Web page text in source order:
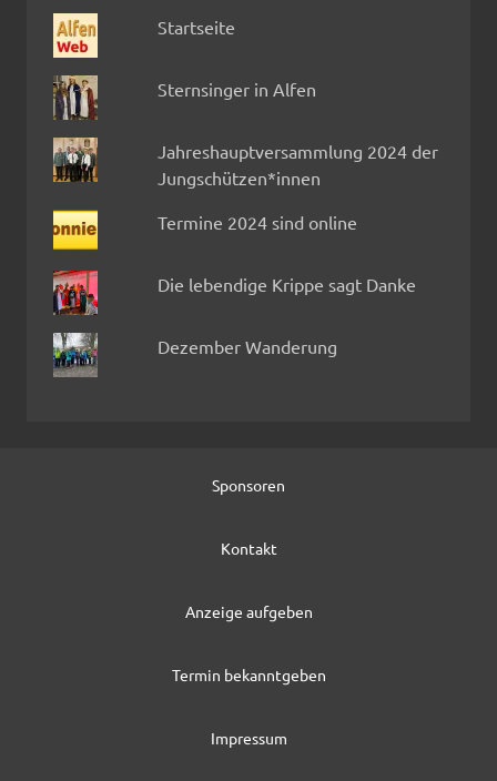
Startseite
Sternsinger in Alfen
Jahreshauptversammlung 2024 der
Jungschützen*innen
Termine 2024 sind online
Die lebendige Krippe sagt Danke
Dezember Wanderung
Sponsoren
Kontakt
Anzeige aufgeben
Termin bekanntgeben
Impressum